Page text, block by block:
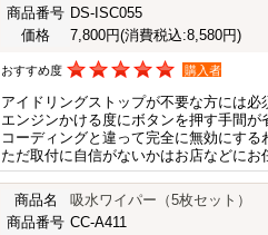
商品番号 DS-ISC055
価格
7,800円(消費税込:8,580円)
おすすめ度 購入者
アイドリングストップが不要な方には必
エンジンかける度にボタンを押す手間が
コーディングと違って完全に無効にする
ただ取付に自信がないかはお店などにお
商品名
吸水ワイパー（5枚セット）
商品番号 CC-A411